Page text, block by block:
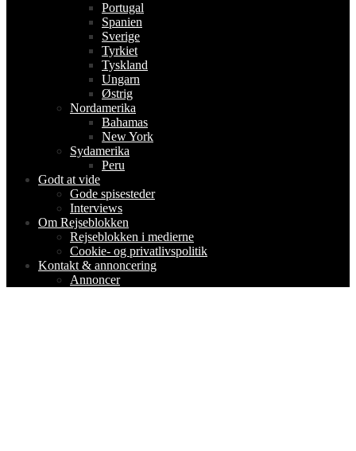
Portugal
Spanien
Sverige
Tyrkiet
Tyskland
Ungarn
Østrig
Nordamerika
Bahamas
New York
Sydamerika
Peru
Godt at vide
Gode spisesteder
Interviews
Om Rejseblokken
Rejseblokken i medierne
Cookie- og privatlivspolitik
Kontakt & annoncering
Annoncer